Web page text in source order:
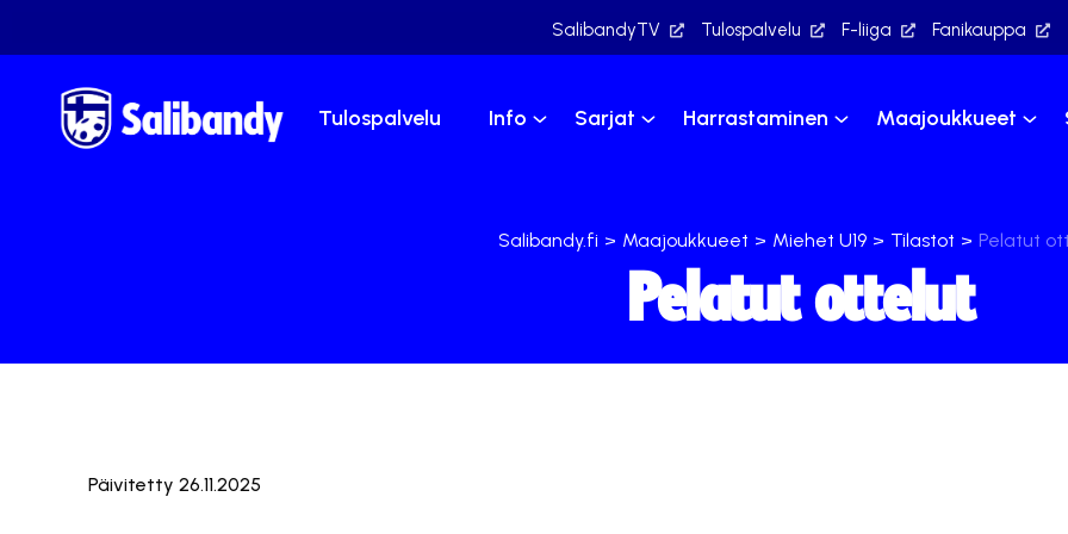
SalibandyTV Tulospalvelu F-liiga Fanikauppa
Tulospalvelu Info Sarjat Harrastaminen Maajoukkueet
Salibandy.fi > Maajoukkueet > Miehet U19 > Tilastot > Pelatut
Pelatut ottelut
Päivitetty 26.11.2025